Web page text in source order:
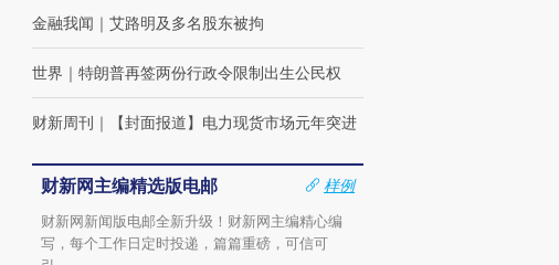
金融我闻 ｜ 艾路明及多名股东被拘
世界 ｜ 特朗普再签两份行政令限制出生公民权
财新周刊 ｜ 【封面报道】电力现货市场元年突进
财新网主编精选版电邮
样例
财新网新闻版电邮全新升级！财新网主编精心编
写，每个工作日定时投递，篇篇重磅，可信可